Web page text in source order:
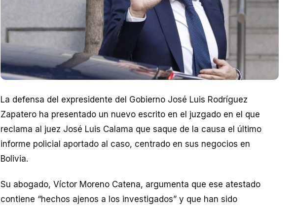
La defensa del expresidente del Gobierno José Luis Rodríguez
Zapatero ha presentado un nuevo escrito en el juzgado en el que
reclama al juez José Luis Calama que saque de la causa el último
informe policial aportado al caso, centrado en sus negocios en
Bolivia.
Su abogado, Víctor Moreno Catena, argumenta que ese atestado
contiene “hechos ajenos a los investigados” y que han sido